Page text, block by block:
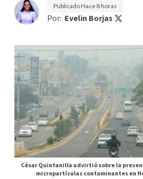
PublicadoHace 8 horas
Por: Evelin Borjas
César Quintanilla advirtió sobre la
micropartículas contaminantes en